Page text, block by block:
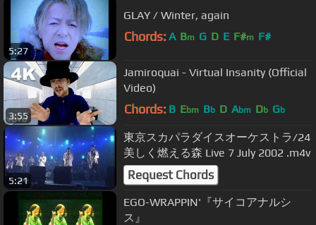
5:27
GLAY / Winter, again
Chords: A Bm G D E F#m F#
3:55
Jamiroquai - Virtual Insanity (Official
Video)
Chords: B Ebm Bb D Abm Db Gb
5:21
東京スカパラダイスオーケストラ/24
美しく燃える森 Live 7 July 2002 .m4v
Request Chords
EGO-WRAPPIN'『サイコアナルシ
ス』